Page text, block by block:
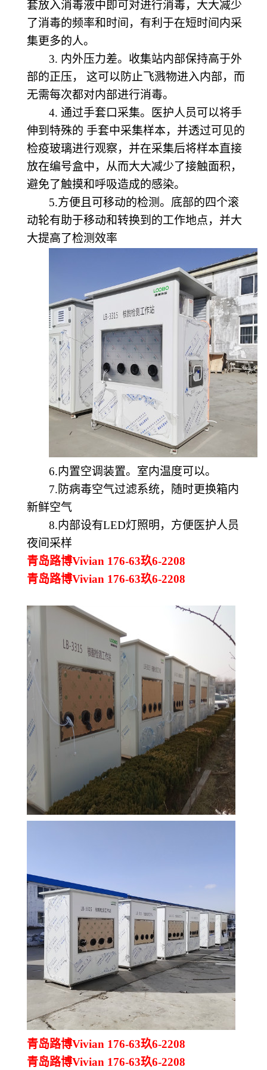
套放入消毒液中即可对进行消毒，大大减少
了消毒的频率和时间，有利于在短时间内采
集更多的人。
3. 内外压力差。收集站内部保持高于外
部的正压， 这可以防止飞溅物进入内部，而
无需每次都对内部进行消毒。
4. 通过手套口采集。医护人员可以将手
伸到特殊的 手套中采集样本，并透过可见的
检疫玻璃进行观察，并在采集后将样本直接
放在编号盒中，从而大大减少了接触面积，
避免了触摸和呼吸造成的感染。
5.方便且可移动的检测。底部的四个滚
动轮有助于移动和转换到的工作地点，并大
大提高了检测效率
6.内置空调装置。室内温度可以。
7.防病毒空气过滤系统，随时更换箱内
新鲜空气
8.内部设有LED灯照明，方便医护人员
夜间采样
青岛路博Vivian 176-63玖6-2208
青岛路博Vivian 176-63玖6-2208
青岛路博Vivian 176-63玖6-2208
青岛路博Vivian 176-63玖6-2208